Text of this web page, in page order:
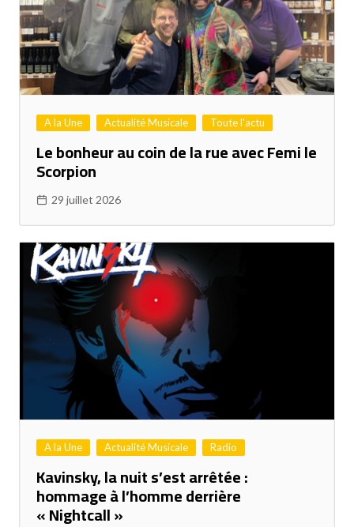
A la Une Actualité Musicale Toute l'actu
Le bonheur au coin de la rue avec Femi le
Scorpion
29 juillet 2026
A la Une Actualité Musicale Radio
Kavinsky, la nuit s’est arrêtée :
hommage à l’homme derrière
« Nightcall »